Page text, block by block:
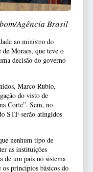
Agência Brasil
ao ministro do
Moraes, que teve o
decisão do governo
Marco Rubio,
do visto de
Corte”. Sem, no
STF serão atingidos
nenhum tipo de
as instituições
de um país no sistema
os princípios básicos do